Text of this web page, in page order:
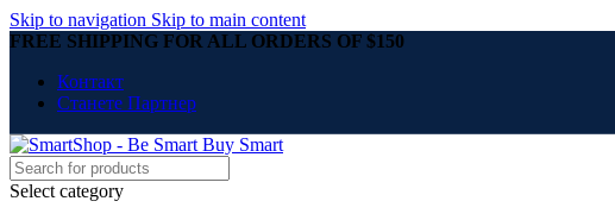
Skip to navigation Skip to main content
FREE SHIPPING FOR ALL ORDERS OF $150
Контакт
Станете Партнер
Select category